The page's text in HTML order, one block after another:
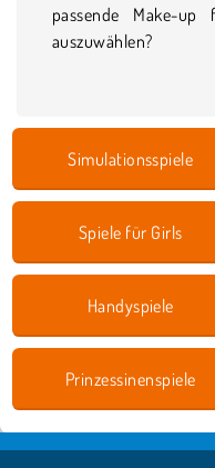
passende Make-up
auszuwählen?
Simulationsspiele
Spiele für Girls
Handyspiele
Prinzessinenspiele